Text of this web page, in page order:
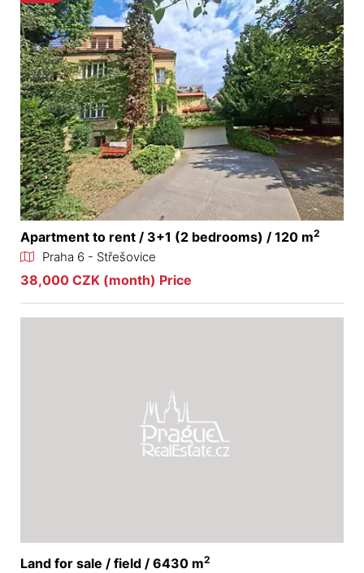
Apartment to rent / 3+1 (2 bedrooms) / 120 m2
Praha 6 - Střešovice
38,000 CZK (month) Price
Land for sale / field / 6430 m2